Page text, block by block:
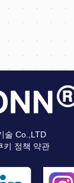
술 Co.,LTD
키 정책 약관